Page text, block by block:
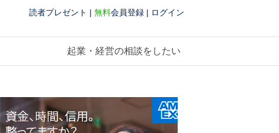
読者プレゼント | 無料会員登録 | ログイン
起業・経営の相談をしたい